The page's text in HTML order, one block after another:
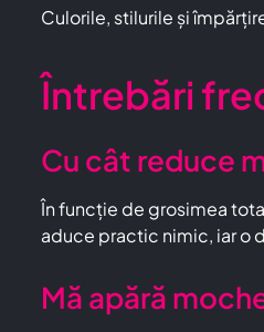
Culorile, stilurile și
Întrebări
Cu cât reduce
În funcție de grosimea
aduce practic nimic, iar o
Mă apără